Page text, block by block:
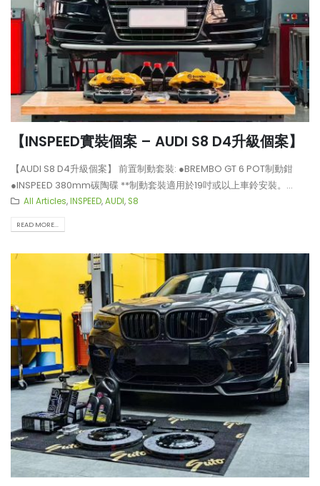
【INSPEED實裝個案 – AUDI S8 D4升級個案】
【AUDI S8 D4升級個案】 前置制動套裝: ●BREMBO GT 6 POT制動鉗
●INSPEED 380mm碳陶碟 **制動套裝適用於19吋或以上車鈴安裝。...
All Articles,INSPEED,AUDI, S8
READ MORE...